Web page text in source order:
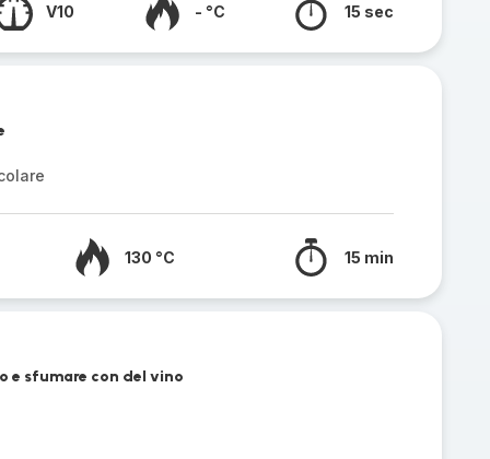
V10 - °C 15 sec
130 °C 15 min
e sfumare con del vino